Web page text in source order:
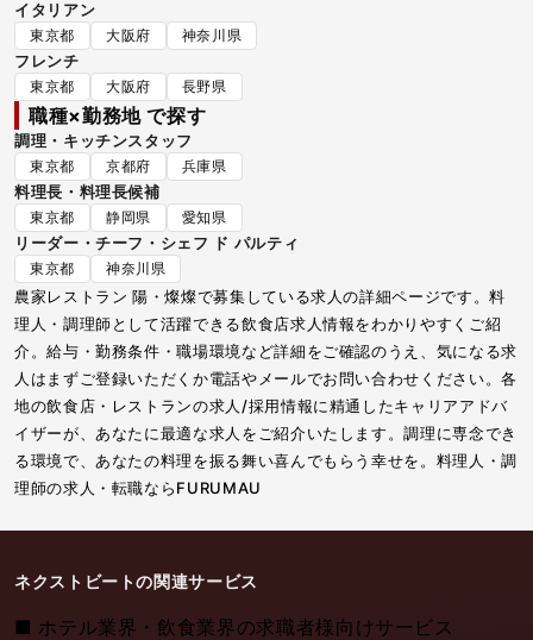
イタリアン
東京都 大阪府 神奈川県
フレンチ
東京都 大阪府 長野県
職種×勤務地 で探す
調理・キッチンスタッフ
東京都 京都府 兵庫県
料理長・料理長候補
東京都 静岡県 愛知県
リーダー・チーフ・シェフ ド パルティ
東京都 神奈川県
農家レストラン 陽・燦燦で募集している求人の詳細ページです。料
理人・調理師として活躍できる飲食店求人情報をわかりやすくご紹
介。給与・勤務条件・職場環境など詳細をご確認のうえ、気になる求
人はまずご登録いただくか電話やメールでお問い合わせください。各
地の飲食店・レストランの求人/採用情報に精通したキャリアアドバ
イザーが、あなたに最適な求人をご紹介いたします。調理に専念でき
る環境で、あなたの料理を振る舞い喜んでもらう幸せを。料理人・調
理師の求人・転職ならFURUMAU
ネクストビートの関連サービス
■ ホテル業界・飲食業界の求職者様向けサービス